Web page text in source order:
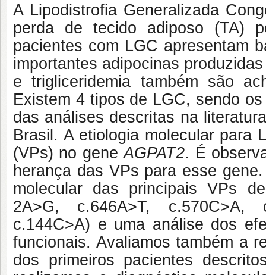
A Lipodistrofia Generalizada
perda de tecido adiposo (TA)
pacientes com LGC apresentam
importantes adipocinas
e trigliceridemia também são
Existem 4 tipos de LGC, sendo
das análises descritas na
Brasil. A etiologia molecular para
(VPs) no geneAGPAT2. É
herança das VPs para esse
molecular das principais VPs
2A>G, c.646A>T, c.570C>A,
c.144C>A) e uma análise dos
funcionais. Avaliamos também a
dos primeiros pacientes